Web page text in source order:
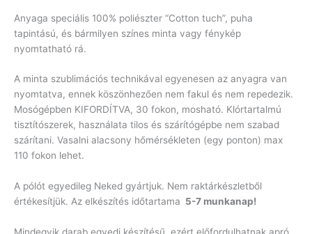
Anyaga speciális 100% poliészter “Cotton tuch”, puha
tapintású, és bármilyen színes minta vagy fénykép
nyomtatható rá.
A minta szublimációs technikával egyenesen az anyagra van
nyomtatva, ennek köszönhezően nem fakul és nem repedezik.
Mosógépben KIFORDÍTVA, 30 fokon, mosható. Klórtartalmú
tisztítószerek, használata tilos és szárítógépbe nem szabad
szárítani. Vasalni alacsony hőmérsékleten (egy ponton) max
110 fokon lehet.
A pólót egyedileg Neked gyártjuk. Nem raktárkészletből
értékesítjük. Az elkészítés időtartama 5-7 munkanap!